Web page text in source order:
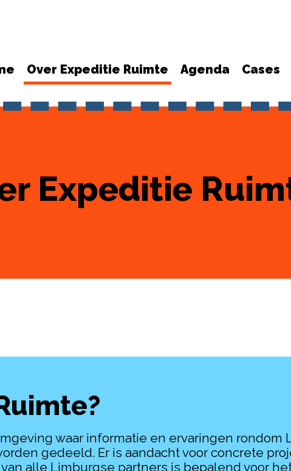
Over Expeditie Ruimte Agenda Cases
Expeditie
waar informatie en ervaringen rondom
gedeeld. Er is aandacht voor concrete
alle Limburgse partners is bepalend voor